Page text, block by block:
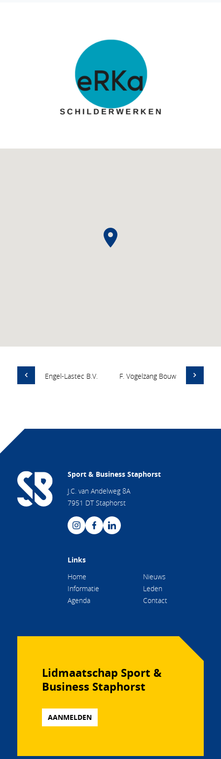
Engel-Lastec B.V. F. Vogelzang Bouw
Sport & Business Staphorst
J.C. van Andelweg 8A
7951 DT Staphorst
Links
Home
Informatie
Agenda
Nieuws
Leden
Contact
Lidmaatschap Sport &
Business Staphorst
AANMELDEN